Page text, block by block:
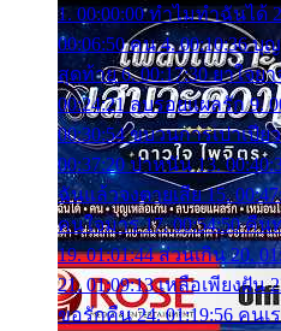
1. 00:00:00 ทำไมทำฉันได้
00:06:50 คน 4. 00:10:36 บุ
สุดท้าย 6. 00:17:30 ยาใจย
00:24:21 ลบรอยแผลรัก 9.
00:30:54 ขบวนการเปาเปีย
00:37:20 ปาหนัน 13.
ฉันแล้วจงตายเสีย 15.
คนใจมาร 17. 00:54:50 คืน
19. 01:01:44 ส่วนเกิน 20.
21. 01:09:13 เหลือเพียงฝัน
ขอรักคืน 24. 01:19:56 คนเ